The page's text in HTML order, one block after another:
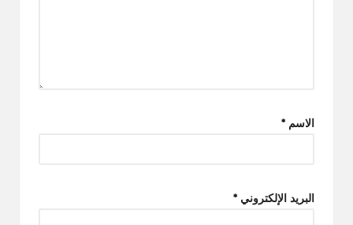
الاسم *
البريد الإلكتروني *